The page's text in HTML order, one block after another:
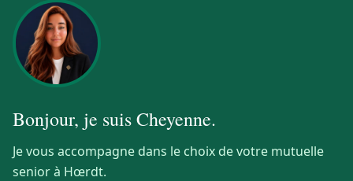
Bonjour, je suisCheyenne.
Je vous accompagne dans le choix de votre mutuelle
senior à Hœrdt.